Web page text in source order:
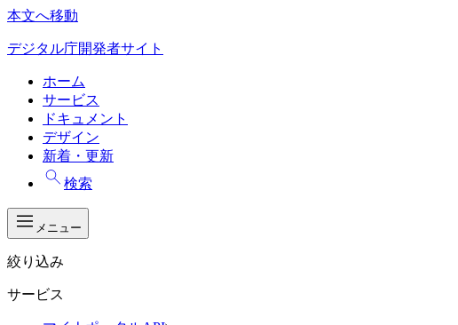
本文へ移動
デジタル庁開発者サイト
ホーム
サービス
ドキュメント
デザイン
新着・更新
検索
メニュー
絞り込み
サービス